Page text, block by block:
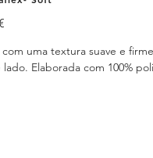
uma textura suave e
Elaborada com 100%